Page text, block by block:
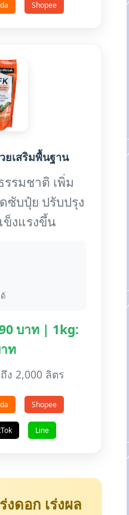
Shopee
ยเสริมพื้นฐาน
รมชาติ เพิ่ม
ซับปุ๋ย ปรับปรุง
งแรงขึ้น
บาท | 1kg:
ท
ง 2,000 ลิตร
Shopee
Line
ดอก เร่งผล